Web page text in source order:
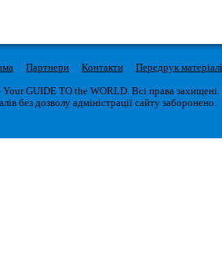
Партнери Контакти
Передрук
GUIDE TO the WORLD. Всі права захищені.
без дозволу адміністрації сайту заборонено.